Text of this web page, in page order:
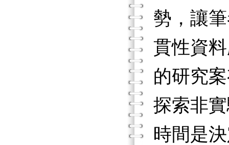
勢，讓
貫性資
的研究
探索非
時間是